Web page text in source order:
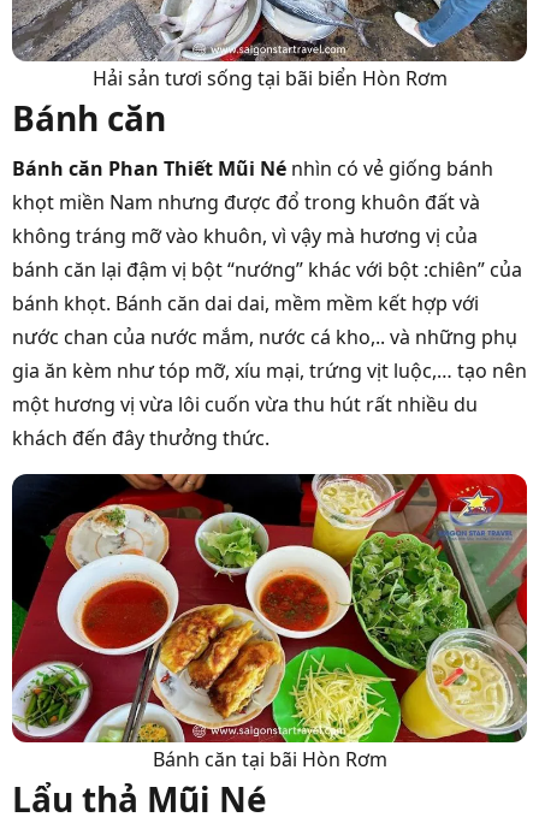
Hải sản tươi sống tại bãi biển Hòn Rơm
Bánh căn
Bánh căn Phan Thiết Mũi Né nhìn có vẻ giống bánh
khọt miền Nam nhưng được đổ trong khuôn đất và
không tráng mỡ vào khuôn, vì vậy mà hương vị của
bánh căn lại đậm vị bột “nướng” khác với bột :chiên” của
bánh khọt. Bánh căn dai dai, mềm mềm kết hợp với
nước chan của nước mắm, nước cá kho,.. và những phụ
gia ăn kèm như tóp mỡ, xíu mại, trứng vịt luộc,… tạo nên
một hương vị vừa lôi cuốn vừa thu hút rất nhiều du
khách đến đây thưởng thức.
Bánh căn tại bãi Hòn Rơm
Lẩu thả Mũi Né